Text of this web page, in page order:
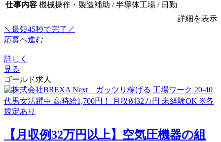
仕事内容 機械操作・製造補助 / 半導体工場 / 日勤
詳細を表示
＼最短45秒で完了／
応募へ進む
詳しく
見る
ゴールド求人
【月収例32万円以上】空気圧機器の組